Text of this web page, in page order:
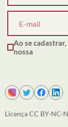
Ao se
nossa
Licença CC BY-NC-